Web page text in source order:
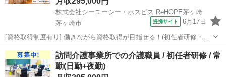
株式会社シーユーシー・ホスピス ReHOPE茅ヶ崎
茅ヶ崎市
提携サイト 6月17日
[資格取得制度有り] 働きながら資格取得が目指せる！(初任者研修・実
務者研修・介護福祉士)/定年65歳以上 【施設名】 株式会社シーユーシ
ー・ホスピス ReHOPE茅ヶ崎 【勤務地】 神奈川県 茅ヶ崎市 【アクセ
ス】 ...
神奈川 茅ヶ崎市 介護福祉士
訪問介護事業所での介護職員 / 初任者研修 / 常
勤(日勤+夜勤)